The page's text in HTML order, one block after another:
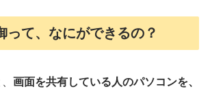
って、なにができるの？
画面を共有している人のパソコンを、